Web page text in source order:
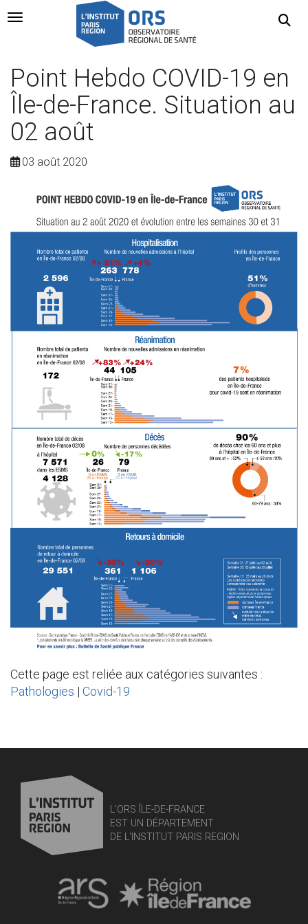
Navigation Toggle
Point Hebdo COVID-19 en
Île-de-France. Situation au
02 août
03 août 2020
Cette page est reliée aux catégories suivantes :
Pathologies | Covid-19
L'ORS ÎLE-DE-FRANCE
EST UN DÉPARTEMENT
DE L'INSTITUT PARIS REGION